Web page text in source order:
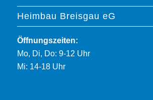
Heimbau Breisgau eG
Öffnungszeiten:
Mo, Di, Do: 9-12 Uhr
Mi: 14-18 Uhr